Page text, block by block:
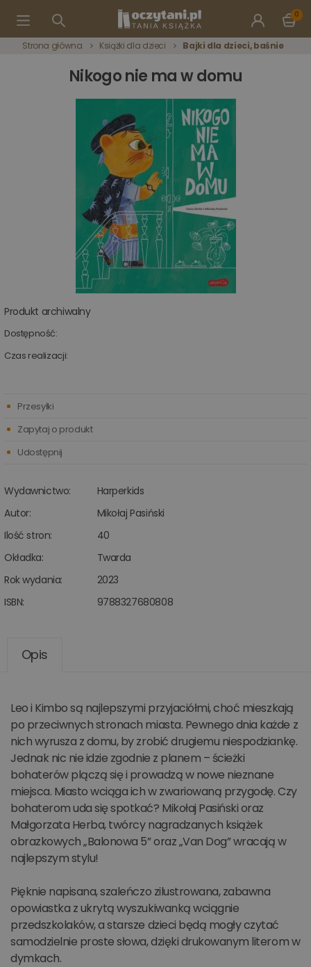
0
Strona główna Książki dla dzieci Bajki dla dzieci, baśnie
Nikogo nie ma w domu
Produkt archiwalny
Dostępność:
Czas realizacji:
Wydawnictwo:
Harperkids
Autor:
Mikołaj Pasiński
Ilość stron:
40
Okładka:
Twarda
Rok wydania:
2023
ISBN:
9788327680808
Przesyłki
Zapytaj o produkt
Udostępnij
Opis
Leo i Kimbo są najlepszymi przyjaciółmi, choć mieszkają
po przeciwnych stronach miasta. Pewnego dnia każde z
nich wyrusza z domu, by zrobić drugiemu niespodziankę.
Jednak nic nie idzie zgodnie z planem – ścieżki
bohaterów plączą się i prowadzą w nowe nieznane
miejsca. Miasto wciąga ich w zwariowaną przygodę. Czy
bohaterom uda się spotkać? Mikołaj Pasiński oraz
Małgorzata Herba, twórcy nagradzanych książek
obrazkowych „Balonowa 5” oraz „Van Dog” wracają w
najlepszym stylu!
Pięknie napisana, szaleńczo zilustrowana, zabawna
opowiastka z ukrytą wyszukiwanką wciągnie
przedszkolaków, a starsze dzieci będą mogły czytać
samodzielnie proste słowa, dzięki drukowanym literom w
dymkach.